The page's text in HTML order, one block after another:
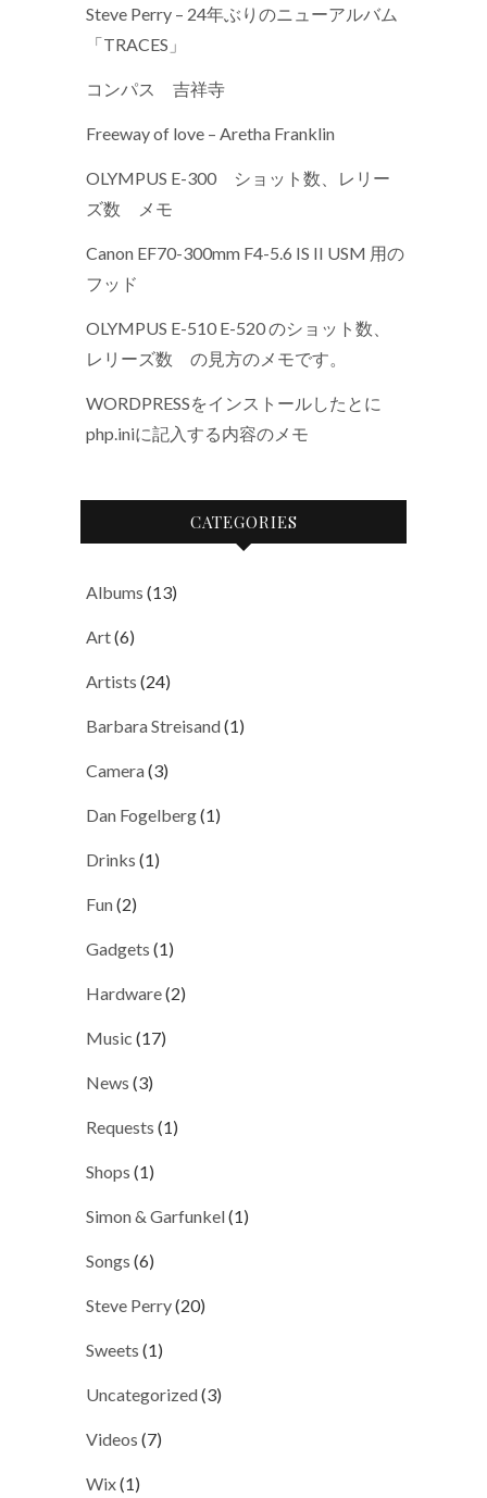
Steve Perry – 24年ぶりのニューアルバム
「TRACES」
コンパス 吉祥寺
Freeway of love – Aretha Franklin
OLYMPUS E-300 ショット数、レリー
ズ数 メモ
Canon EF70-300mm F4-5.6 IS II USM 用の
フッド
OLYMPUS E-510 E-520 のショット数、
レリーズ数 の見方のメモです。
WORDPRESSをインストールしたとに
php.iniに記入する内容のメモ
CATEGORIES
Albums (13)
Art(6)
Artists (24)
Barbara Streisand(1)
Camera(3)
Dan Fogelberg(1)
Drinks (1)
Fun(2)
Gadgets (1)
Hardware(2)
Music (17)
News (3)
Requests (1)
Shops (1)
Simon & Garfunkel(1)
Songs (6)
Steve Perry(20)
Sweets (1)
Uncategorized(3)
Videos (7)
Wix(1)